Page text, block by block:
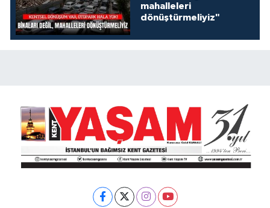
mahalleleri
dönüştürmeliyiz"